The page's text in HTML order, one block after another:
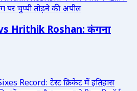
Hrithik Roshan: कंगना